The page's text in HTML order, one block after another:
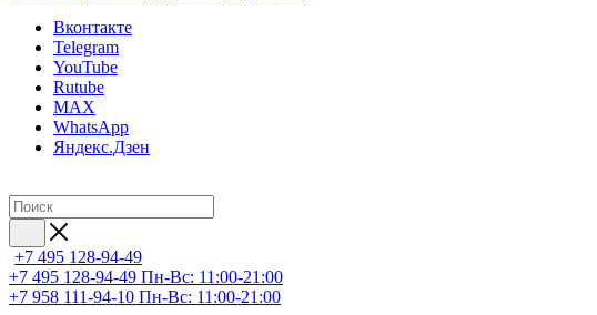
Вконтакте
Telegram
YouTube
Rutube
MAX
WhatsApp
Яндекс.Дзен
+7 495 128-94-49
+7 495 128-94-49 Пн-Вс: 11:00-21:00
+7 958 111-94-10 Пн-Вс: 11:00-21:00